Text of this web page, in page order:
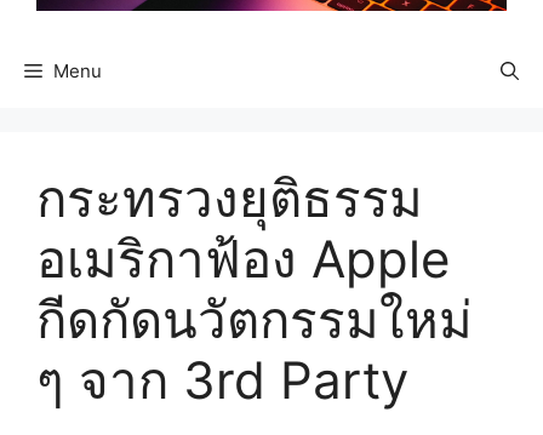
Menu
กระทรวงยุติธรรม
อเมริกาฟ้อง Apple
กีดกัดนวัตกรรมใหม่
ๆ จาก 3rd Party